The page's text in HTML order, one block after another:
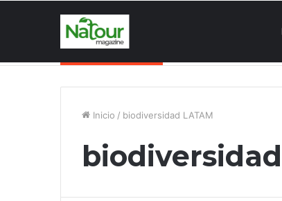
Inicio / biodiversidad LATAM